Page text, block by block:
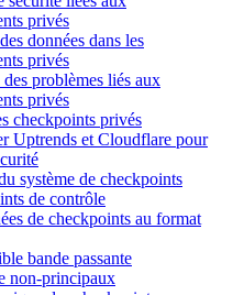
privés
données dans les
privés
problèmes liés aux
privés
checkpoints privés
Uptrends et Cloudflare pour
système de checkpoints
de contrôle
de checkpoints au format
bande passante
non-principaux